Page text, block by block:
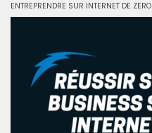
ENTREPRENDRE SUR INTERNET DE ZERO